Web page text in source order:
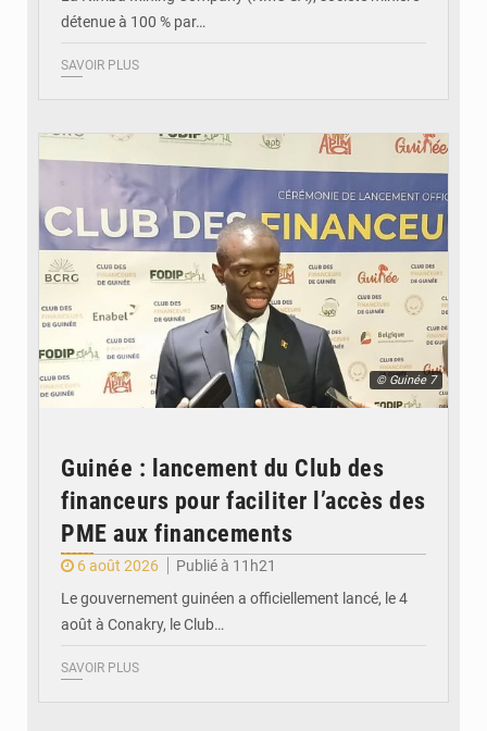
détenue à 100 % par…
SAVOIR PLUS
© Guinée 7
Guinée : lancement du Club des
financeurs pour faciliter l’accès des
PME aux financements
6 août 2026
Publié à 11h21
Le gouvernement guinéen a officiellement lancé, le 4
août à Conakry, le Club…
SAVOIR PLUS